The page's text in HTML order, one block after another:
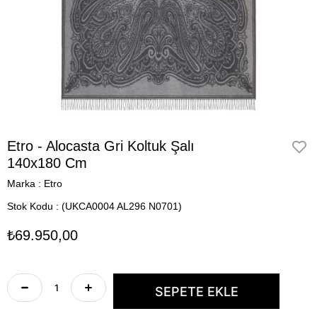
Etro - Alocasta Gri Koltuk Şalı
140x180 Cm
Marka : Etro
Stok Kodu
(UKCA0004 AL296 N0701)
₺69.950,00